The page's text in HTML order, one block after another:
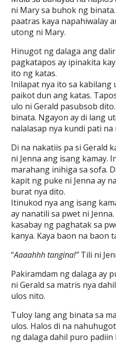
ni Mary sa buhok ng
paatras kaya napahiwalay
utong ni Mary.
Hinugot ng dalaga ang
pagkatapos ay ipinakita
ito ng katas.
Inilapat nya ito sa kabilang
paikot dun ang katas.
ulo ni Gerald pasubsob
binata. Ngayon ay di lang
nalalasap nya kundi pati
Di na nakatiis pa si Gerald
ni Jenna ang isang kamay.
marahang inihiga sa sofa.
kapit ng puke ni Jenna ay
burat nya dito.
Itinukod nya ang isang
ay nanatili sa pwet ni
kasabay ng paghatak sa
kanya. Kaya baon na baon
“Aaaahhh tangina!”Tili ni
Pakiramdam ng dalaga ay
ni Gerald sa matris nya
ulos nito.
Tuloy lang ang binata sa
ulos. Halos di na
ng dalaga dahil puro